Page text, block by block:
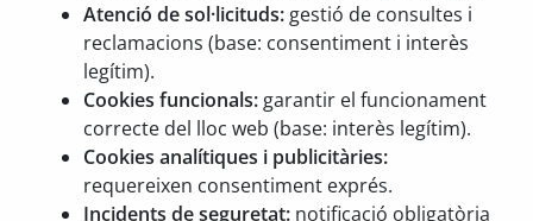
Atenció de sol·licituds: gestió de consultes i
reclamacions (base: consentiment i interès
legítim).
Cookies funcionals: garantir el funcionament
correcte del lloc web (base: interès legítim).
Cookies analítiques i publicitàries:
requereixen consentiment exprés.
Incidents de seguretat: notificació obligatòria